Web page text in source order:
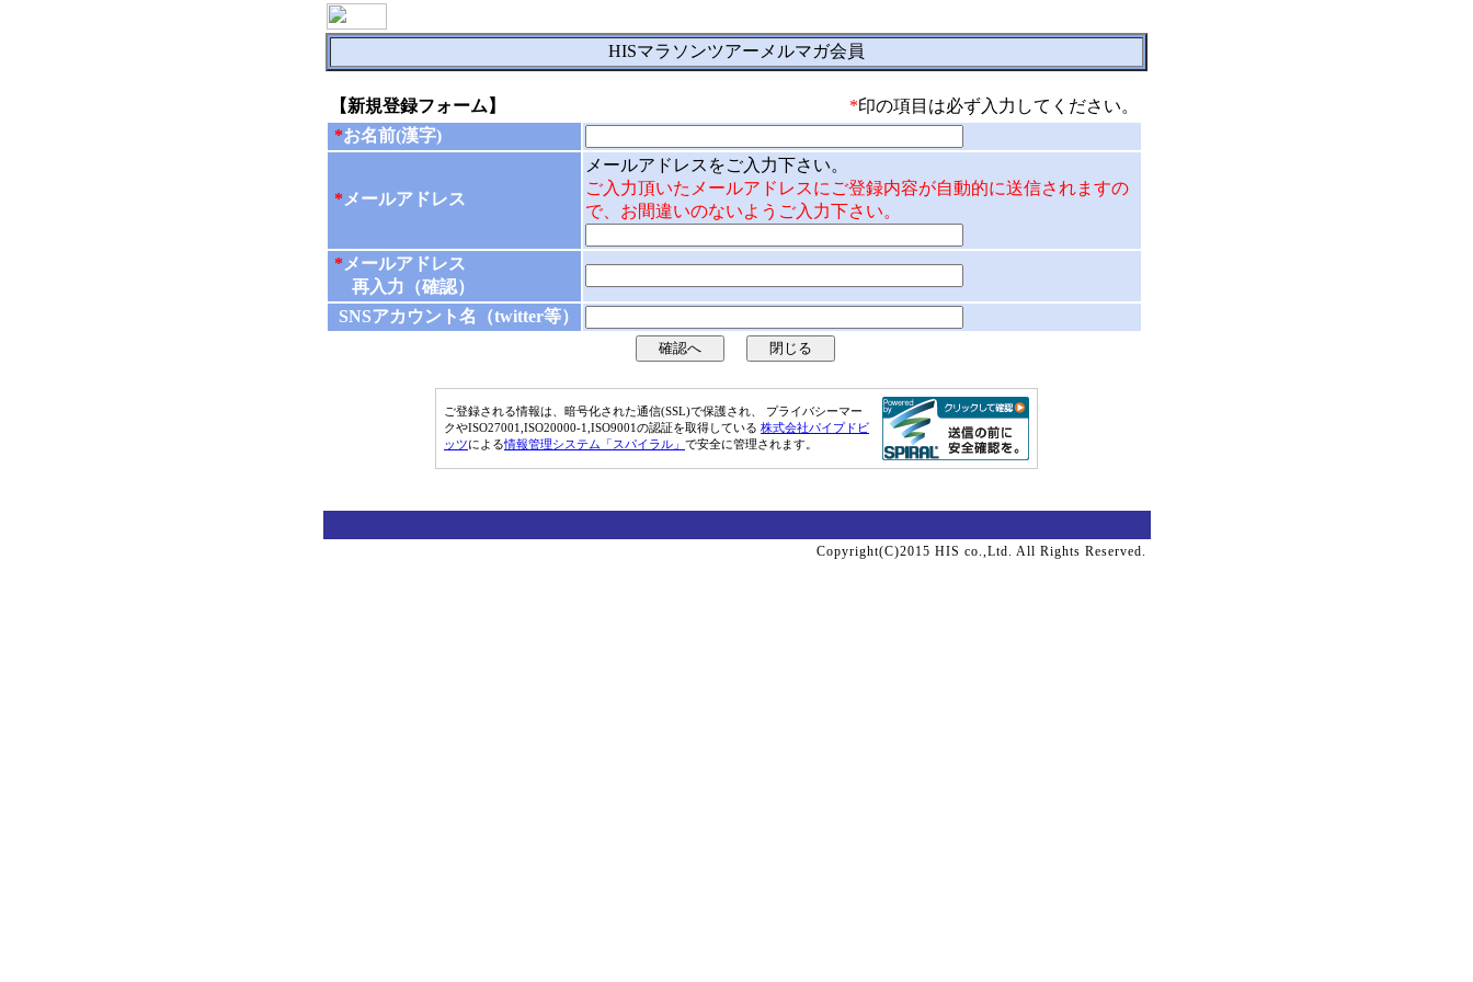
HISマラソンツアーメルマガ会員
【新規登録フォーム】 *印の項目は必ず入力してください。
*お名前(漢字)
*メールアドレス
メールアドレスをご入力下さい。
ご入力頂いたメールアドレスにご登録内容が自動的に送信されますの
で、お間違いのないようご入力下さい。
*メールアドレス
再入力（確認）
SNSアカウント名（twitter等）
ご登録される情報は、暗号化された通信(SSL)で保護され、 プライバシーマー
クやISO27001,ISO20000-1,ISO9001の認証を取得している 株式会社パイプドビ
ッツによる情報管理システム「スパイラル」 で安全に管理されます。
Copyright(C)2015 HIS co.,Ltd. All Rights Reserved.